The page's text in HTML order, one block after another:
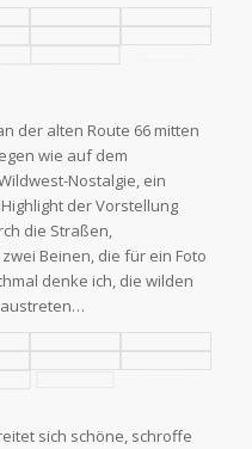
der alten Route 66 mitten
wie auf dem
Nostalgie, ein
der Vorstellung
die Straßen,
Beinen, die für ein Foto
denke ich, die wilden
sich schöne, schroffe